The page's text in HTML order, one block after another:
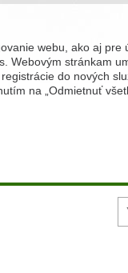
webu, ako aj
Webovým stránkam
do nových
na „Odmietnuť
rodiny